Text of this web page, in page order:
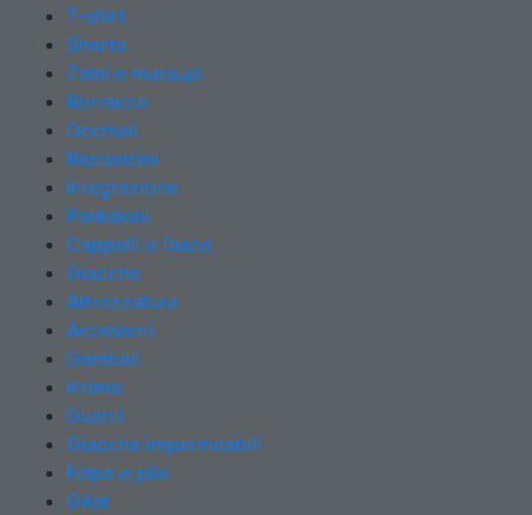
T-shirt
Shorts
Zaini e marsupi
Borracce
Occhiali
Bastoncini
Integrazione
Pantaloni
Cappelli e fasce
Giacche
Attrezzatura
Accessori
Gambali
Intimo
Guanti
Giacche impermeabili
Felpe e pile
Gilet